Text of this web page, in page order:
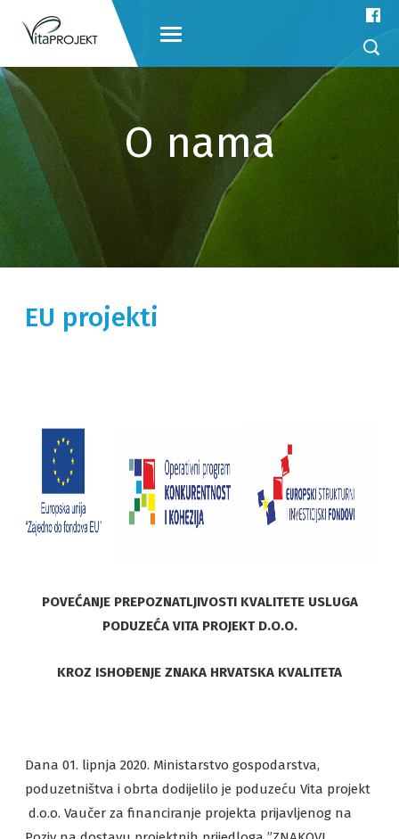
O nama
EU projekti
POVEĆANJE PREPOZNATLJIVOSTI KVALITETE USLUGA
PODUZEĆA VITA PROJEKT D.O.O.
KROZ ISHOĐENJE ZNAKA HRVATSKA KVALITETA
Dana 01. lipnja 2020. Ministarstvo gospodarstva,
poduzetništva i obrta dodijelilo je poduzeću Vita projekt
d.o.o. Vaučer za financiranje projekta prijavljenog na